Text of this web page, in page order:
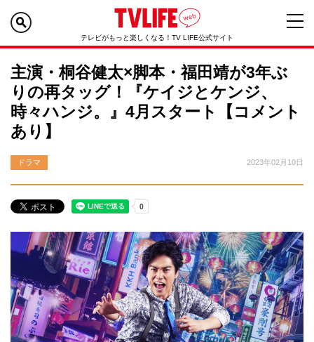
テレビがもっと楽しくなる！TV LIFE公式サイト
主演・桐谷健太×脚本・福田靖が3年ぶ
りの再タッグ！『ケイジとケンジ、
時々ハンジ。』4月スタート【コメント
あり】
ドラマ 2023年02月10日